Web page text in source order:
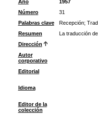
Año
1957
Número
31
Palabras clave
Recepción;
Resumen
La traducción
Dirección
Autor
corporativo
Editorial
Idioma
Editor de la
colección